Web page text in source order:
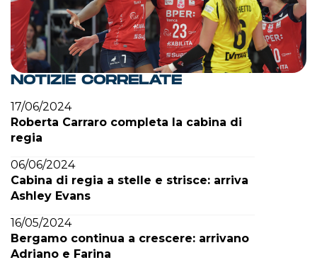
NOTIZIE CORRELATE
17/06/2024
Roberta Carraro completa la cabina di
regia
06/06/2024
Cabina di regia a stelle e strisce: arriva
Ashley Evans
16/05/2024
Bergamo continua a crescere: arrivano
Adriano e Farina